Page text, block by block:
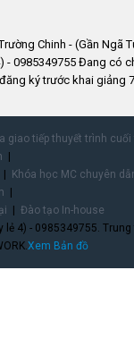
Chinh - (Gần Ngã
- 0985349755 Đang có
ký trước khai giảng
giao tiếp thuyết trình
Khóa học MC chuyên
Đào tạo In-house
lẻ 4) - 0985349755.
Xem Bản đồ